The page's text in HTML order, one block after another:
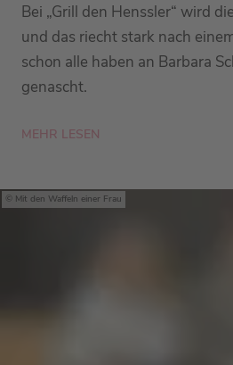
Bei „Grill den Henssler“ wird
und das riecht stark nach
schon alle haben an Barbara
genascht.
MEHR LESEN
Mit den Waffeln einer Frau